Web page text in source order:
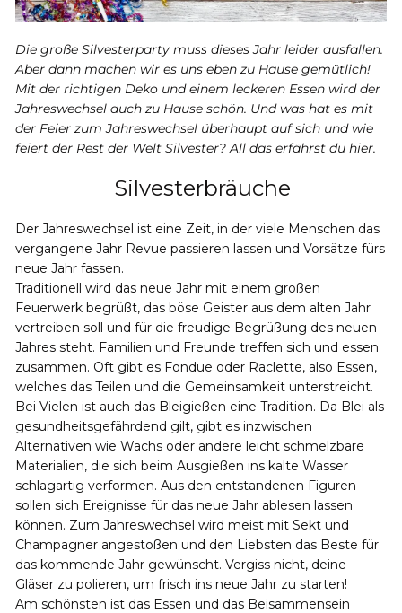
Die große Silvesterparty muss dieses Jahr leider ausfallen.
Aber dann machen wir es uns eben zu Hause gemütlich!
Mit der richtigen Deko und einem leckeren Essen wird der
Jahreswechsel auch zu Hause schön. Und was hat es mit
der Feier zum Jahreswechsel überhaupt auf sich und wie
feiert der Rest der Welt Silvester? All das erfährst du hier.
Silvesterbräuche
Der Jahreswechsel ist eine Zeit, in der viele Menschen das
vergangene Jahr Revue passieren lassen und Vorsätze fürs
neue Jahr fassen.
Traditionell wird das neue Jahr mit einem großen
Feuerwerk begrüßt, das böse Geister aus dem alten Jahr
vertreiben soll und für die freudige Begrüßung des neuen
Jahres steht. Familien und Freunde treffen sich und essen
zusammen. Oft gibt es Fondue oder Raclette, also Essen,
welches das Teilen und die Gemeinsamkeit unterstreicht.
Bei Vielen ist auch das Bleigießen eine Tradition. Da Blei als
gesundheitsgefährdend gilt, gibt es inzwischen
Alternativen wie Wachs oder andere leicht schmelzbare
Materialien, die sich beim Ausgießen ins kalte Wasser
schlagartig verformen. Aus den entstandenen Figuren
sollen sich Ereignisse für das neue Jahr ablesen lassen
können. Zum Jahreswechsel wird meist mit Sekt und
Champagner angestoßen und den Liebsten das Beste für
das kommende Jahr gewünscht. Vergiss nicht, deine
Gläser zu polieren, um frisch ins neue Jahr zu starten!
Am schönsten ist das Essen und das Beisammensein